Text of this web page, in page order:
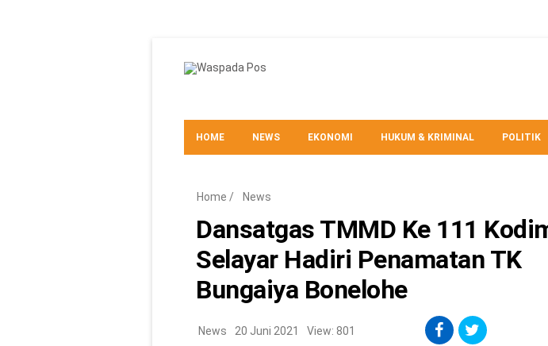
HOME NEWS EKONOMI HUKUM & KRIMINAL POLITIK
Home / News
Dansatgas TMMD Ke 111
Selayar Hadiri Penamatan TK
Bungaiya Bonelohe
News 20 Juni 2021 View: 801